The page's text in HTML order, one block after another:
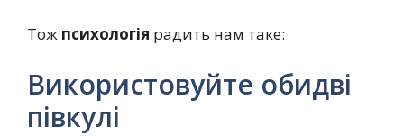
Тож психологія радить нам таке:
Використовуйте обидві
півкулі